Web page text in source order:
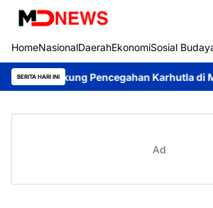
HomeNasionalDaerahEkonomiSosial
BERITA HARI INIPencegahan Karhutla di Murung
Ad